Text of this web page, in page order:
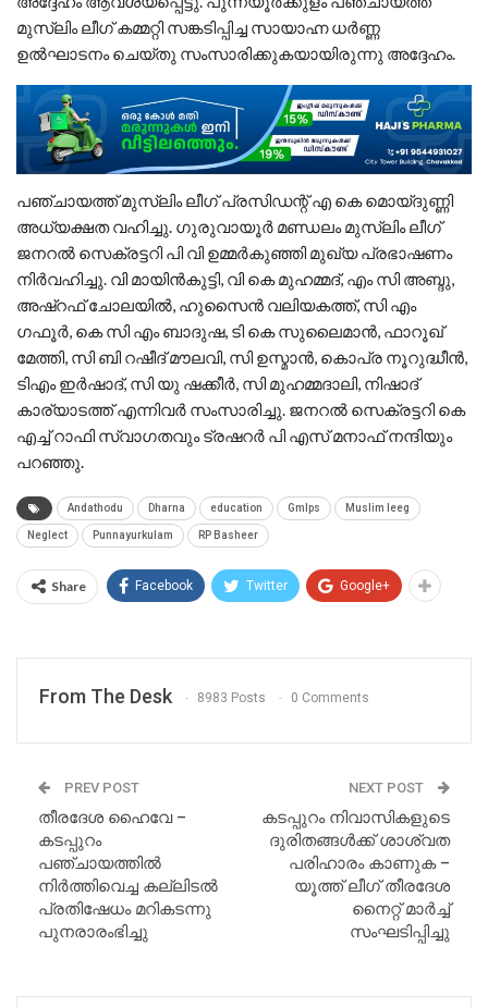
മുസ്ലിം ലീഗ് കമ്മറ്റി സങ്കടിപ്പിച്ച സായാഹ്ന ധർണ്ണ
ഉൽഘാടനം ചെയ്തു സംസാരിക്കുകയായിരുന്നു അദ്ദേഹം.
പഞ്ചായത്ത്‌ മുസ്ലിം ലീഗ് പ്രസിഡന്റ്‌ എ കെ മൊയ്‌ദുണ്ണി
അധ്യക്ഷത വഹിച്ചു. ഗുരുവായൂർ മണ്ഡലം മുസ്ലിം ലീഗ്
ജനറൽ സെക്രട്ടറി പി വി ഉമ്മർകുഞ്ഞി മുഖ്യ പ്രഭാഷണം
നിർവഹിച്ചു. വി മായിൻകുട്ടി, വി കെ മുഹമ്മദ്‌, എം സി അബ്ദു,
അഷ്‌റഫ്‌ ചോലയിൽ, ഹുസൈൻ വലിയകത്ത്, സി എം
ഗഫൂർ, കെ സി എം ബാദുഷ, ടി കെ സുലൈമാൻ, ഫാറൂഖ്
മേത്തി, സി ബി റഷീദ് മൗലവി, സി ഉസ്മാൻ, കൊപ്ര നൂറുദ്ധീൻ,
ടിഎം ഇർഷാദ്, സി യു ഷക്കീർ, സി മുഹമ്മദാലി, നിഷാദ്
കാര്യാടത്ത് എന്നിവർ സംസാരിച്ചു. ജനറൽ സെക്രട്ടറി കെ
എച്ച് റാഫി സ്വാഗതവും ട്രഷറർ പി എസ് മനാഫ് നന്ദിയും
പറഞ്ഞു.
Andathodu Dharna education Gmlps Muslim leeg
Neglect Punnayurkulam RP Basheer
Share Facebook Twitter Google+
From The Desk 8983 Posts 0 Comments
PREV POST
തീരദേശ ഹൈവേ –
കടപ്പുറം
പഞ്ചായത്തിൽ
നിർത്തിവെച്ച കല്ലിടൽ
പ്രതിഷേധം മറികടന്നു
പുനരാരംഭിച്ചു
NEXT POST
കടപ്പുറം നിവാസികളുടെ
ദുരിതങ്ങൾക്ക്‌ ശാശ്വത
പരിഹാരം കാണുക –
യൂത്ത് ലീഗ് തീരദേശ
നൈറ്റ് മാർച്ച്‌
സംഘടിപ്പിച്ചു